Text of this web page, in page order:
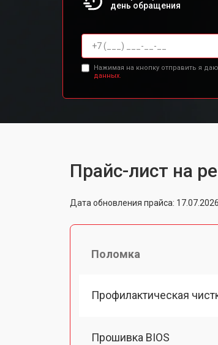
день обращения
Нажимая на кнопку отправить я
данных.
Прайс-лист на
Дата обновления прайса: 17.07.2026
Поломка
Профилактическая
Прошивка BIOS